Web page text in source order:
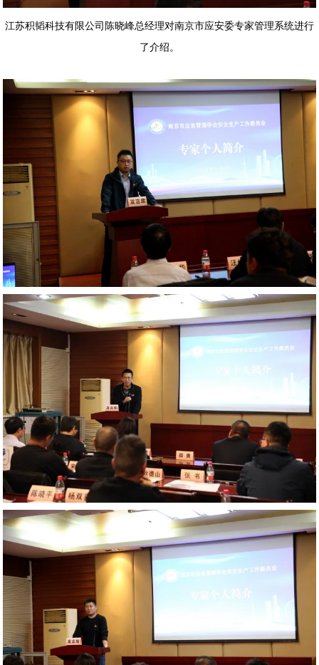
江苏积韬科技有限公司陈晓峰总经理对南京市应安委专家管理系统进行
了介绍。